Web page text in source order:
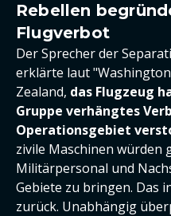
Rebellen
Flugverbot
Der Sprecher der
erklärte laut
Zealand, das Flugzeug
Gruppe verhängtes
Operationsgebiet
zivile Maschinen würden
Militärpersonal und
Gebiete zu bringen. Das
zurück. Unabhängig